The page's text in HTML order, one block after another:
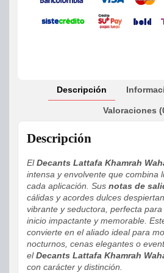
Descripción
Valoraciones
Descripción
ElDecants Lattafa Khamrah
intensa y envolvente que combina
cada aplicación. Sus notas de
cálidas y acordes dulces
vibrante y seductora, perfecta
inicio impactante y memorable.
convierte en el aliado ideal para
nocturnos, cenas elegantes o
elDecants Lattafa Khamrah
con carácter y distinción.